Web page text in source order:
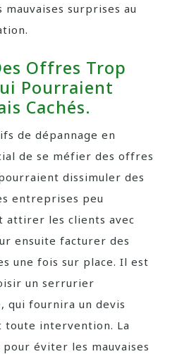
surprises au
Offres Trop
Pourraient
Cachés.
de dépannage en
de se méfier des offres
dissimuler des
entreprises peu
attirer les clients avec
ensuite facturer des
une fois sur place. Il est
un serrurier
fournira un devis
intervention. La
éviter les mauvaises